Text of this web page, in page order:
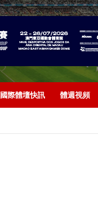
國際體壇快訊 體週視頻